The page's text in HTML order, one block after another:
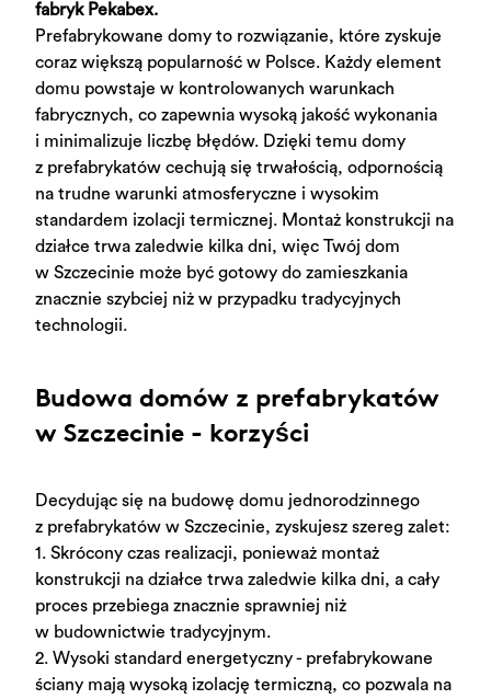
STANDARD
BLOG
KONTAKT
fabryk Pekabex.
Prefabrykowane domy to rozwiązanie, które zyskuje
coraz większą popularność w Polsce. Każdy element
domu powstaje w kontrolowanych warunkach
fabrycznych, co zapewnia wysoką jakość wykonania
i minimalizuje liczbę błędów. Dzięki temu domy
z prefabrykatów cechują się trwałością, odpornością
na trudne warunki atmosferyczne i wysokim
standardem izolacji termicznej. Montaż konstrukcji na
działce trwa zaledwie kilka dni, więc Twój dom
w Szczecinie może być gotowy do zamieszkania
znacznie szybciej niż w przypadku tradycyjnych
technologii.
Budowa domów z prefabrykatów
w Szczecinie - korzyści
Decydując się na budowę domu jednorodzinnego
z prefabrykatów w Szczecinie, zyskujesz szereg zalet:
1. Skrócony czas realizacji, ponieważ montaż
konstrukcji na działce trwa zaledwie kilka dni, a cały
proces przebiega znacznie sprawniej niż
w budownictwie tradycyjnym.
2. Wysoki standard energetyczny - prefabrykowane
ściany mają wysoką izolację termiczną, co pozwala na